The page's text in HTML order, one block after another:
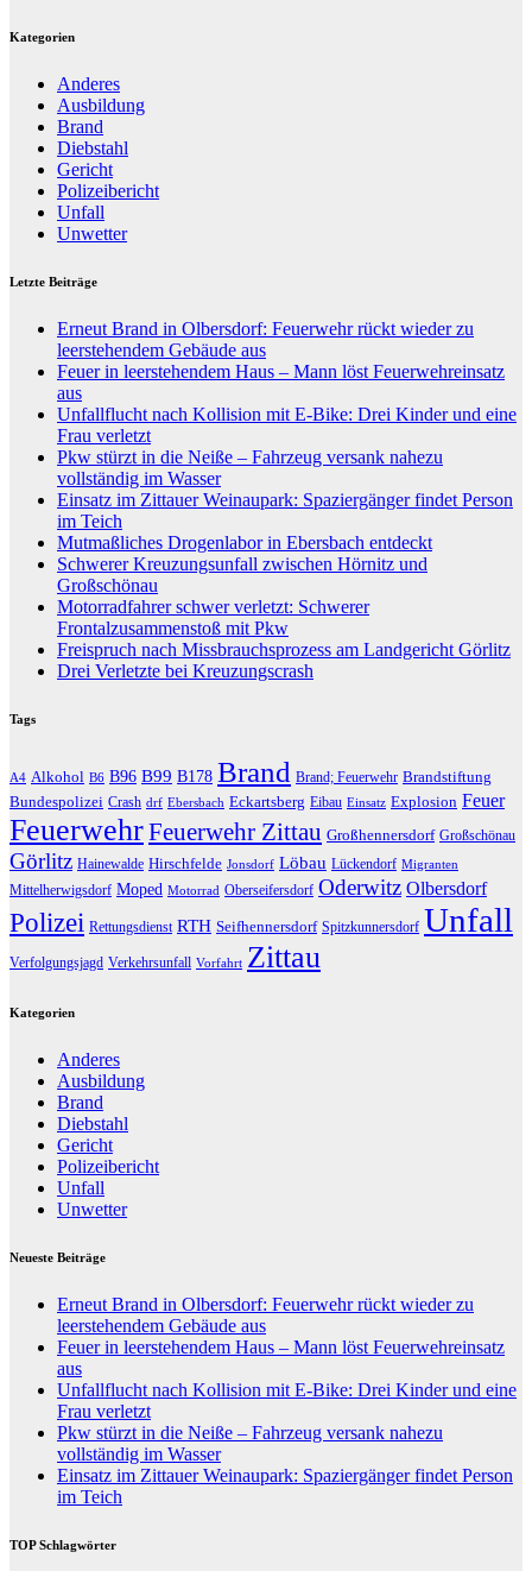
Kategorien
Anderes
Ausbildung
Brand
Diebstahl
Gericht
Polizeibericht
Unfall
Unwetter
Letzte Beiträge
Erneut Brand in Olbersdorf: Feuerwehr rückt wieder zu
leerstehendem Gebäude aus
Feuer in leerstehendem Haus – Mann löst Feuerwehreinsatz
aus
Unfallflucht nach Kollision mit E-Bike: Drei Kinder und eine
Frau verletzt
Pkw stürzt in die Neiße – Fahrzeug versank nahezu
vollständig im Wasser
Einsatz im Zittauer Weinaupark: Spaziergänger findet Person
im Teich
Mutmaßliches Drogenlabor in Ebersbach entdeckt
Schwerer Kreuzungsunfall zwischen Hörnitz und
Großschönau
Motorradfahrer schwer verletzt: Schwerer
Frontalzusammenstoß mit Pkw
Freispruch nach Missbrauchsprozess am Landgericht Görlitz
Drei Verletzte bei Kreuzungscrash
Tags
A4 Alkohol B6 B96 B99 B178 Brand Brand; Feuerwehr Brandstiftung
Bundespolizei Crash drf Ebersbach Eckartsberg Eibau Einsatz Explosion Feuer
FeuerwehrFeuerwehr Zittau Großhennersdorf Großschönau
Görlitz Hainewalde Hirschfelde Jonsdorf Löbau Lückendorf Migranten
Mittelherwigsdorf Moped Motorrad Oberseifersdorf Oderwitz Olbersdorf
Polizei Rettungsdienst RTH Seifhennersdorf Spitzkunnersdorf Unfall
Verfolgungsjagd Verkehrsunfall Vorfahrt Zittau
Kategorien
Anderes
Ausbildung
Brand
Diebstahl
Gericht
Polizeibericht
Unfall
Unwetter
Neueste Beiträge
Erneut Brand in Olbersdorf: Feuerwehr rückt wieder zu
leerstehendem Gebäude aus
Feuer in leerstehendem Haus – Mann löst Feuerwehreinsatz
aus
Unfallflucht nach Kollision mit E-Bike: Drei Kinder und eine
Frau verletzt
Pkw stürzt in die Neiße – Fahrzeug versank nahezu
vollständig im Wasser
Einsatz im Zittauer Weinaupark: Spaziergänger findet Person
im Teich
TOP Schlagwörter